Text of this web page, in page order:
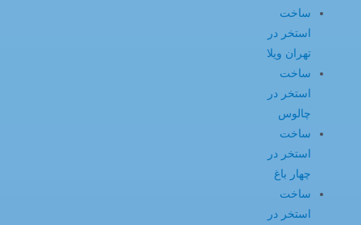
ساخت
استخر در
تهران ویلا
ساخت
استخر در
چالوس
ساخت
استخر در
چهار باغ
ساخت
استخر در